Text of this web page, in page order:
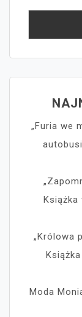
„Furia we
„Królowa
Moda